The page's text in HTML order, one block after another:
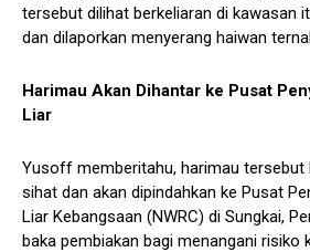
tersebut dilihat berkeliaran di kawasan
dan dilaporkan menyerang haiwan
Harimau Akan Dihantar ke Pusat
Liar
Yusoff memberitahu, harimau tersebut
sihat dan akan dipindahkan ke Pusat
Liar Kebangsaan (NWRC) di Sungkai,
baka pembiakan bagi menangani risiko